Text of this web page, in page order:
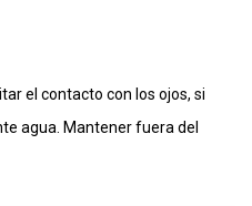
el contacto con los ojos, si
agua. Mantener fuera del